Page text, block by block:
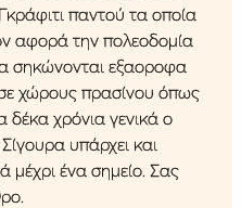
παντού τα οποία
αφορά την πολεοδομία
σηκώνονται εξαοροφα
χώρους πρασίνου όπως
δέκα χρόνια γενικά ο
υπάρχει και
μέχρι ένα σημείο. Σας